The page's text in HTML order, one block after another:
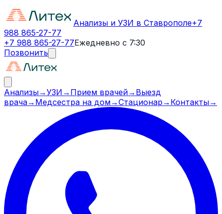
Анализы и УЗИ в Ставрополе+7
988 865-27-77
+7 988 865-27-77Ежедневно с 7:30
Позвонить
Анализы→УЗИ → Прием врачей→ Выезд
врача→ Медсестра на дом→Стационар → Контакты→